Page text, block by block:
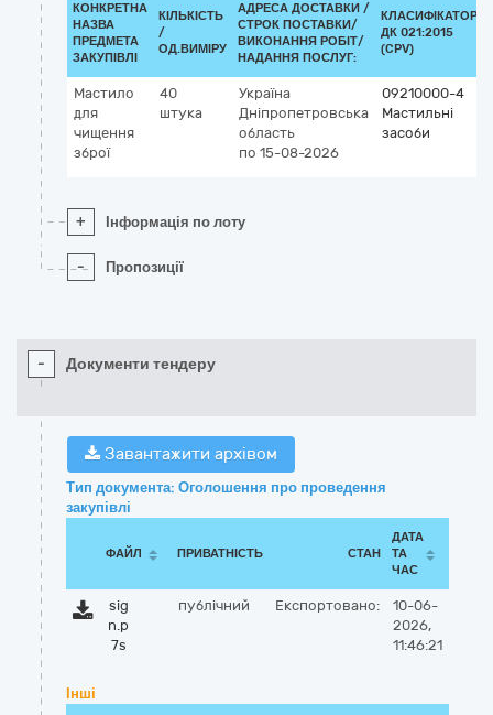
КОНКРЕТНА
НАЗВА
ПРЕДМЕТА
ЗАКУПІВЛІ
КІЛЬКІСТЬ
/
ОД.ВИМІРУ
АДРЕСА ДОСТАВКИ /
СТРОК ПОСТАВКИ/
ВИКОНАННЯ РОБІТ/
НАДАННЯ ПОСЛУГ:
КЛАСИФІКАТОР
ДК 021:2015
(CPV)
Мастило
для
чищення
зброї
40
штука
Україна
Дніпропетровська
область
по 15-08-2026
09210000-4
Мастильні
засоби
+ Інформація по лоту
- Пропозиції
- Документи тендеру
Завантажити архівом
Тип документа: Оголошення про проведення
закупівлі
ФАЙЛ ПРИВАТНІСТЬ СТАН
ДАТА
ТА
ЧАС
sig
n.p
7s
публічний Експортовано:
10-06-
2026,
11:46:21
Інші